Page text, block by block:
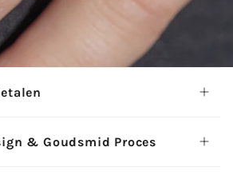
& Goudsmid Proces